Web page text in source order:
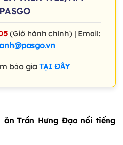
PASGO
(Giờ hành chính) | Email:
báo giá TẠI ĐÂY
ăn Trần Hưng Đạo nổi tiếng